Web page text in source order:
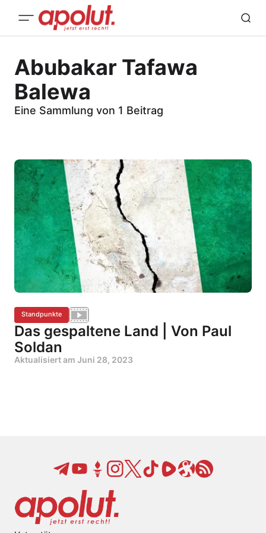
Abubakar Tafawa
Balewa
Eine Sammlung von 1 Beitrag
Standpunkte
Das gespaltene Land | Von Paul
Soldan
Aktualisiert am Juni 28, 2023